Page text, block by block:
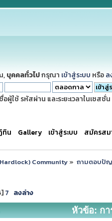
, บุคคลทั่วไปกรุณา เข้าสู่ระบบ หรือ ล
ผู้ใช้ รหัสผ่าน และระยะเวลาในเซสชั่น
ทิน Gallery เข้าสู่ระบบ สมัครสม
Community» ถามตอบปัญ
] 7 ลงล่าง
หัวข้อ: กา